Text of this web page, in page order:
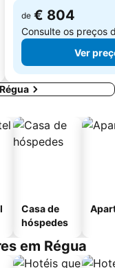
de € 804
Consulte os preços
Ver
Casa de
hóspedes
em Régua